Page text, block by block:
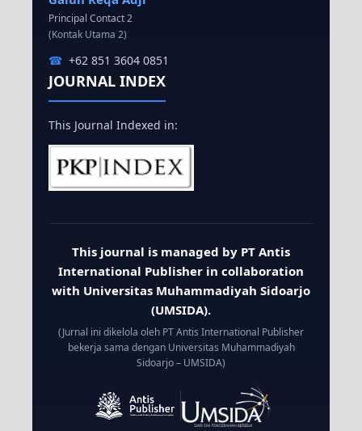
Principal Contact 2
(Kontak Utama 2)
☎ +62 851 3604 0851
JOURNAL INDEX
This Journal Indexed in:
This journal is managed by PT Antis
International Publisher in collaboration
with Universitas Muhammadiyah Sidoarjo
(UMSIDA).
(Jurnal ini dikelola oleh PT Antis International Publisher
bekerja sama dengan Universitas Muhammadiyah
Sidoarjo – UMSIDA)